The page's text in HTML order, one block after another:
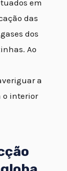
em
das
dos
Ao
a
o interior